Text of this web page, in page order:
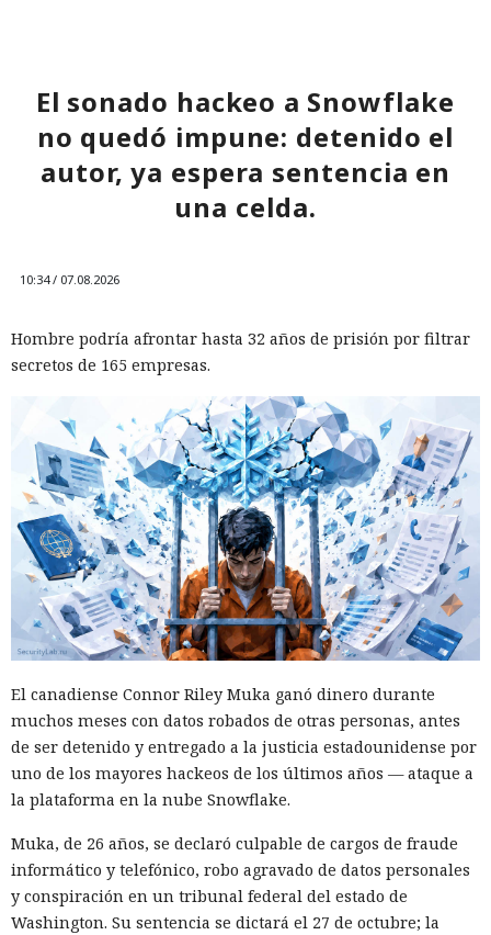
El sonado hackeo a Snowflake
no quedó impune: detenido el
autor, ya espera sentencia en
una celda.
10:34 / 07.08.2026
Hombre podría afrontar hasta 32 años de prisión por filtrar
secretos de 165 empresas.
El canadiense Connor Riley Muka ganó dinero durante
muchos meses con datos robados de otras personas, antes
de ser detenido y entregado a la justicia estadounidense por
uno de los mayores hackeos de los últimos años — ataque a
la plataforma en la nube Snowflake.
Muka, de 26 años, se declaró culpable de cargos de fraude
informático y telefónico, robo agravado de datos personales
y conspiración en un tribunal federal del estado de
Washington. Su sentencia se dictará el 27 de octubre; la